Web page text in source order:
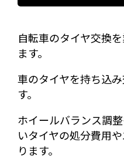
自転車のタイヤ交換
ます。
車のタイヤを持ち込
す。
ホイールバランス調
いタイヤの処分費用
ります。